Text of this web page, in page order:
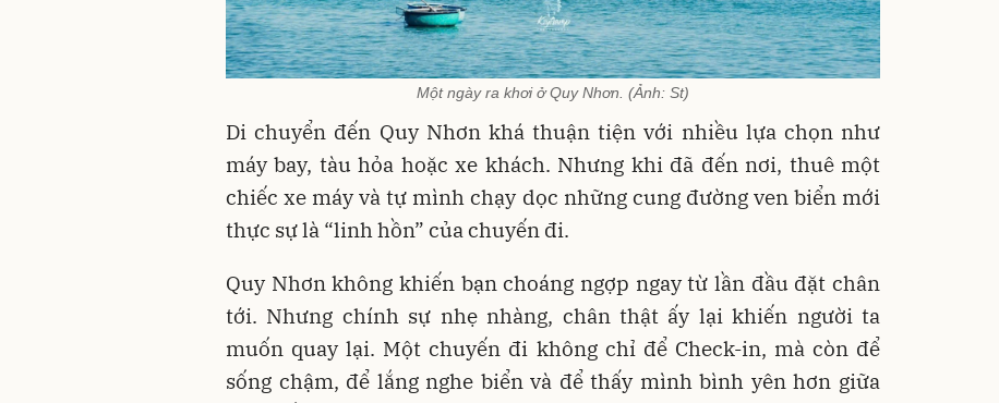
Một ngày ra khơi ở Quy Nhơn. (Ảnh: St)
Di chuyển đến Quy Nhơn khá thuận tiện với nhiều lựa chọn như
máy bay, tàu hỏa hoặc xe khách. Nhưng khi đã đến nơi, thuê một
chiếc xe máy và tự mình chạy dọc những cung đường ven biển mới
thực sự là “linh hồn” của chuyến đi.
Quy Nhơn không khiến bạn choáng ngợp ngay từ lần đầu đặt chân
tới. Nhưng chính sự nhẹ nhàng, chân thật ấy lại khiến người ta
muốn quay lại. Một chuyến đi không chỉ để Check-in, mà còn để
sống chậm, để lắng nghe biển và để thấy mình bình yên hơn giữa